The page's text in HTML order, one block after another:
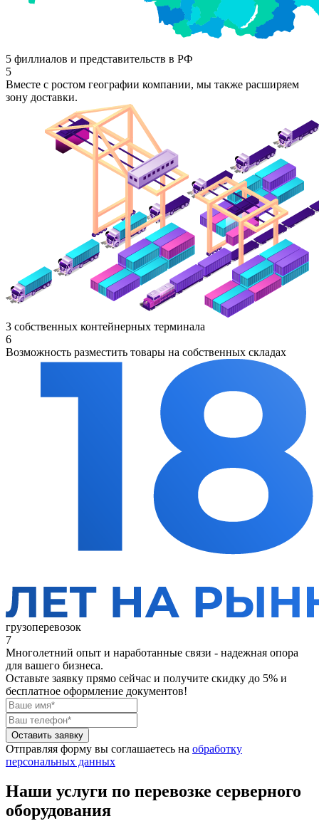
5 филлиалов и представительств в РФ
5
Вместе с ростом географии компании, мы также расширяем
зону доставки.
3 собственных контейнерных терминала
6
Возможность разместить товары на собственных складах
грузоперевозок
7
Многолетний опыт и наработанные связи - надежная опора
для вашего бизнеса.
Оставьте заявку прямо сейчас и получите скидку до 5% и
бесплатное оформление документов!
Оставить заявку
Отправляя форму вы соглашаетесь на обработку
персональных данных
Наши услуги по перевозке серверного
оборудования